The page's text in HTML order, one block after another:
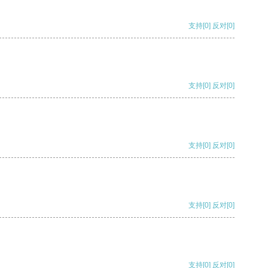
支持[0] 反对[0]
支持[0] 反对[0]
支持[0] 反对[0]
支持[0] 反对[0]
支持[0] 反对[0]